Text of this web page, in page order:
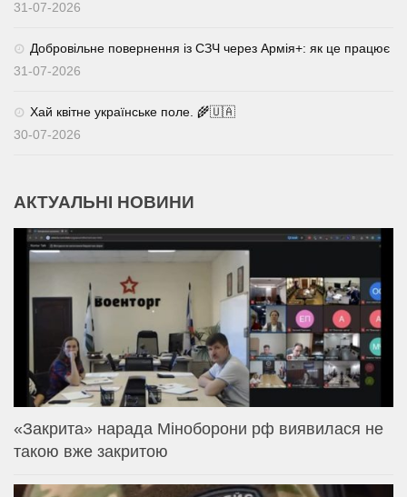
31-07-2026
Добровільне повернення із СЗЧ через Армія+: як це працює
31-07-2026
Хай квітне українське поле. 🌾🇺🇦
30-07-2026
АКТУАЛЬНІ НОВИНИ
«Закрита» нарада Міноборони рф виявилася не
такою вже закритою